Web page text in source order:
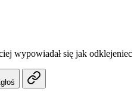
wypowiadał się jak odklejeniec